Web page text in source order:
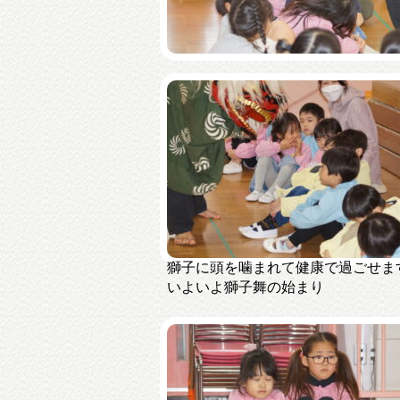
獅子に頭を噛まれて健康で過ごせま
いよいよ獅子舞の始まり